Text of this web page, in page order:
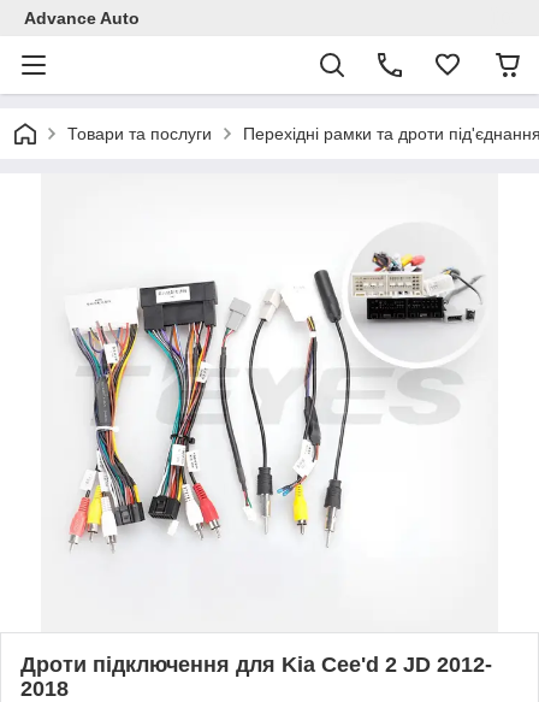
Advance Auto
Товари та послуги Перехідні рамки та дроти
Дроти підключення для Kia Cee'd 2 JD 2012-
2018